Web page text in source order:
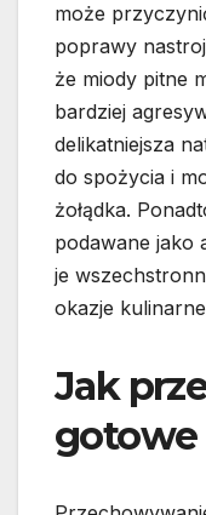
może
poprawy
że miody pitne
bardziej
delikatniejsza
do spożycia i
żołądka.
podawane jako
je
okazje
Jak
gotowe